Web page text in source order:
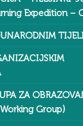
Expedition –
ZA
Group)